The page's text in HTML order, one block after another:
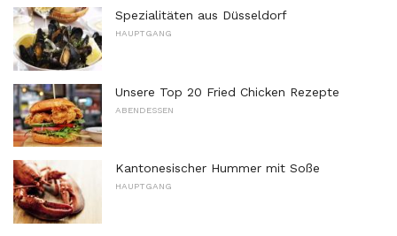
Spezialitäten aus Düsseldorf
HAUPTGANG
Unsere Top 20 Fried Chicken Rezepte
ABENDESSEN
Kantonesischer Hummer mit Soße
HAUPTGANG